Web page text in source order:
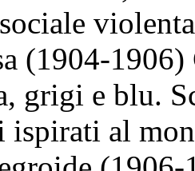
violenta
(1904-
grigi e blu.
ispirati al